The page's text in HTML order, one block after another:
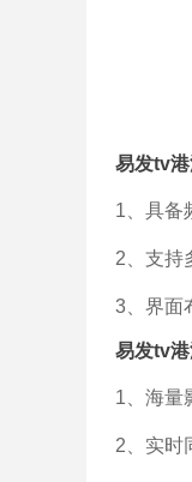
易发tv
1、具备
2、支持
3、界面
易发tv
1、海量
2、实时